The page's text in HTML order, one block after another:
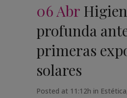
06 Abr
profunda
primeras
solares
Posted at 11:12h in Estética